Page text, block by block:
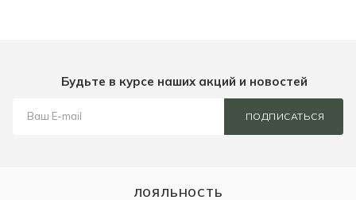
Будьте в курсе наших акций и новостей
ПОДПИСАТЬСЯ
ЛОЯЛЬНОСТЬ